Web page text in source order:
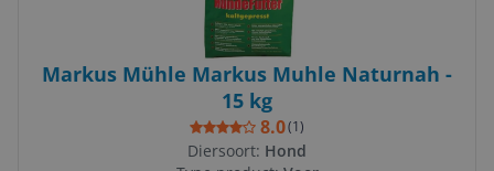
Markus Mühle Markus Muhle Naturnah -
15 kg
8.0(1)
Diersoort: Hond